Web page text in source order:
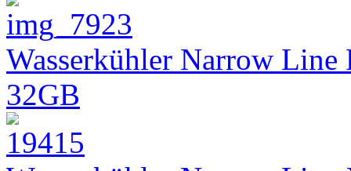
Wasserkühler Narrow
32GB